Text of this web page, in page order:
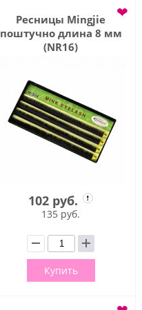
Ресницы Mingjie
поштучно длина 8 мм
(NR16)
❤
102 руб.
135 руб.
Купить